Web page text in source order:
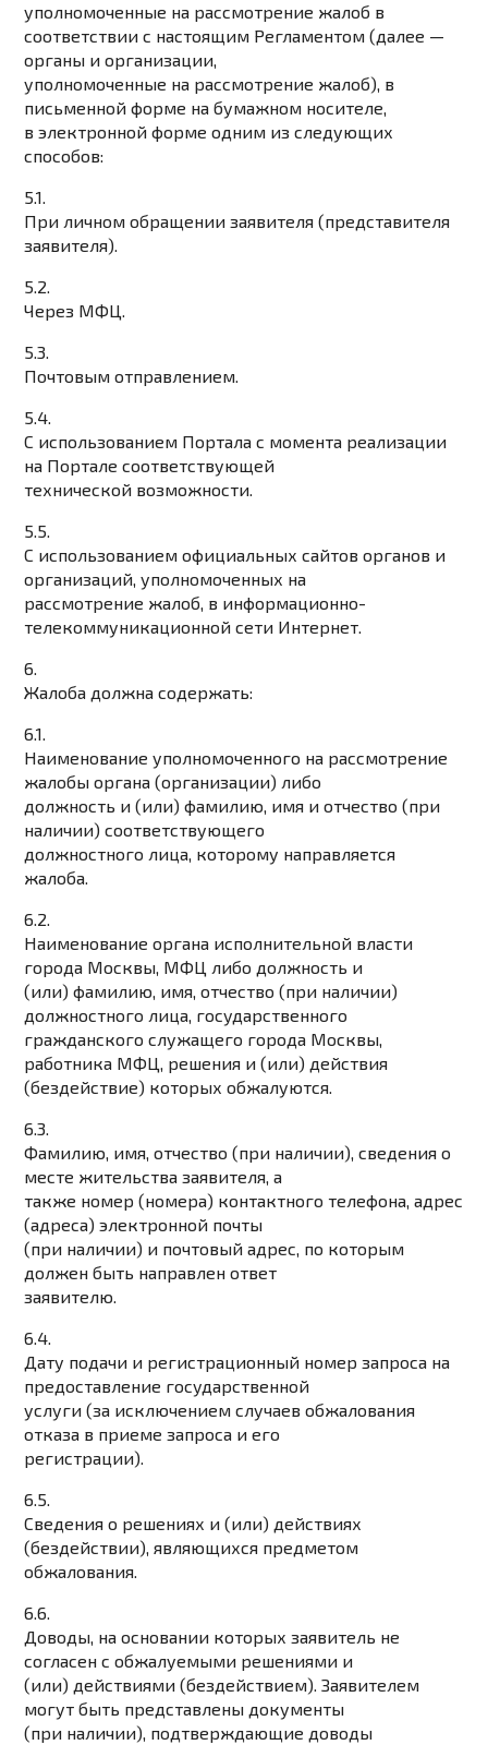
уполномоченные на рассмотрение жалоб в
соответствии с настоящим Регламентом (далее —
органы и организации,
уполномоченные на рассмотрение жалоб), в
письменной форме на бумажном носителе,
в электронной форме одним из следующих
способов:
5.1.
При личном обращении заявителя (представителя
заявителя).
5.2.
Через МФЦ.
5.3.
Почтовым отправлением.
5.4.
С использованием Портала с момента реализации
на Портале соответствующей
технической возможности.
5.5.
С использованием официальных сайтов органов и
организаций, уполномоченных на
рассмотрение жалоб, в информационно-
телекоммуникационной сети Интернет.
6.
Жалоба должна содержать:
6.1.
Наименование уполномоченного на рассмотрение
жалобы органа (организации) либо
должность и (или) фамилию, имя и отчество (при
наличии) соответствующего
должностного лица, которому направляется
жалоба.
6.2.
Наименование органа исполнительной власти
города Москвы, МФЦ либо должность и
(или) фамилию, имя, отчество (при наличии)
должностного лица, государственного
гражданского служащего города Москвы,
работника МФЦ, решения и (или) действия
(бездействие) которых обжалуются.
6.3.
Фамилию, имя, отчество (при наличии), сведения о
месте жительства заявителя, а
также номер (номера) контактного телефона, адрес
(адреса) электронной почты
(при наличии) и почтовый адрес, по которым
должен быть направлен ответ
заявителю.
6.4.
Дату подачи и регистрационный номер запроса на
предоставление государственной
услуги (за исключением случаев обжалования
отказа в приеме запроса и его
регистрации).
6.5.
Сведения о решениях и (или) действиях
(бездействии), являющихся предметом
обжалования.
6.6.
Доводы, на основании которых заявитель не
согласен с обжалуемыми решениями и
(или) действиями (бездействием). Заявителем
могут быть представлены документы
(при наличии), подтверждающие доводы